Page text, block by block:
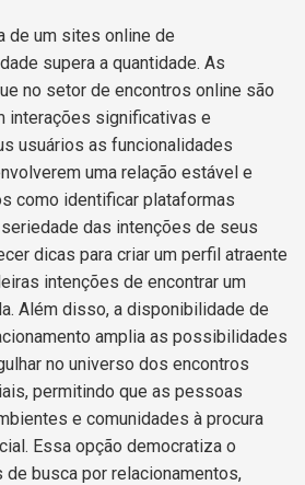
de um sites online de
supera a quantidade. As
no setor de encontros online são
interações significativas e
usuários as funcionalidades
uma relação estável e
como identificar plataformas
das intenções de seus
dicas para criar um perfil atraente
intenções de encontrar um
Além disso, a disponibilidade de
amplia as possibilidades
no universo dos encontros
permitindo que as pessoas
e comunidades à procura
Essa opção democratiza o
busca por relacionamentos,